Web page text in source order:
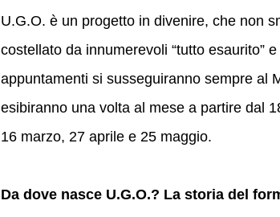
U.G.O. è un progetto in divenire, che non
costellato da innumerevoli “tutto esaurito”
appuntamenti si susseguiranno sempre al
esibiranno una volta al mese a partire dal
16 marzo, 27 aprile e 25 maggio.
Da dove nasce U.G.O.? La storia del